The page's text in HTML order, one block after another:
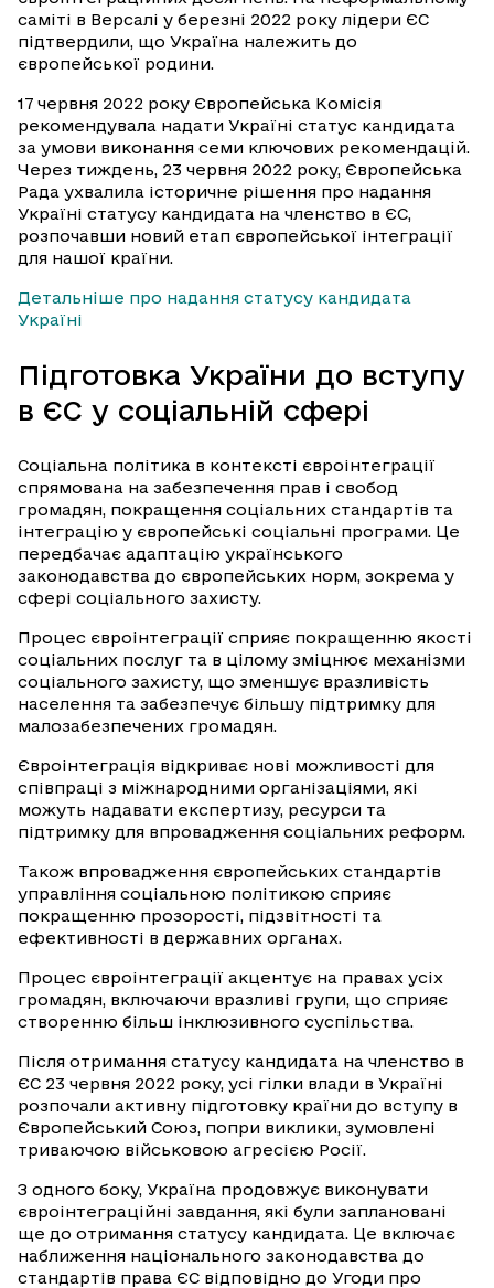
саміті в Версалі у березні 2022 року лідери ЄС
підтвердили, що Україна належить до
європейської родини.
17 червня 2022 року Європейська Комісія
рекомендувала надати Україні статус кандидата
за умови виконання семи ключових рекомендацій.
Через тиждень, 23 червня 2022 року, Європейська
Рада ухвалила історичне рішення про надання
Україні статусу кандидата на членство в ЄС,
розпочавши новий етап європейської інтеграції
для нашої країни.
Детальніше про надання статусу кандидата
Україні
Підготовка України до вступу
в ЄС у соціальній сфері
Соціальна політика в контексті євроінтеграції
спрямована на забезпечення прав і свобод
громадян, покращення соціальних стандартів та
інтеграцію у європейські соціальні програми. Це
передбачає адаптацію українського
законодавства до європейських норм, зокрема у
сфері соціального захисту.
Процес євроінтеграції сприяє покращенню якості
соціальних послуг та в цілому зміцнює механізми
соціального захисту, що зменшує вразливість
населення та забезпечує більшу підтримку для
малозабезпечених громадян.
Євроінтеграція відкриває нові можливості для
співпраці з міжнародними організаціями, які
можуть надавати експертизу, ресурси та
підтримку для впровадження соціальних реформ.
Також впровадження європейських стандартів
управління соціальною політикою сприяє
покращенню прозорості, підзвітності та
ефективності в державних органах.
Процес євроінтеграції акцентує на правах усіх
громадян, включаючи вразливі групи, що сприяє
створенню більш інклюзивного суспільства.
Після отримання статусу кандидата на членство в
ЄС 23 червня 2022 року, усі гілки влади в Україні
розпочали активну підготовку країни до вступу в
Європейський Союз, попри виклики, зумовлені
триваючою військовою агресією Росії.
З одного боку, Україна продовжує виконувати
євроінтеграційні завдання, які були заплановані
ще до отримання статусу кандидата. Це включає
наближення національного законодавства до
стандартів права ЄС відповідно до Угоди про